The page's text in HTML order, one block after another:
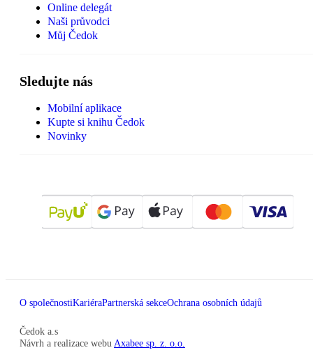
Online delegát
Naši průvodci
Můj Čedok
Sledujte nás
Mobilní aplikace
Kupte si knihu Čedok
Novinky
O společnostiKariéraPartnerská sekceOchrana osobních údajů
Čedok a.s
Návrh a realizace webu Axabee sp. z. o.o.